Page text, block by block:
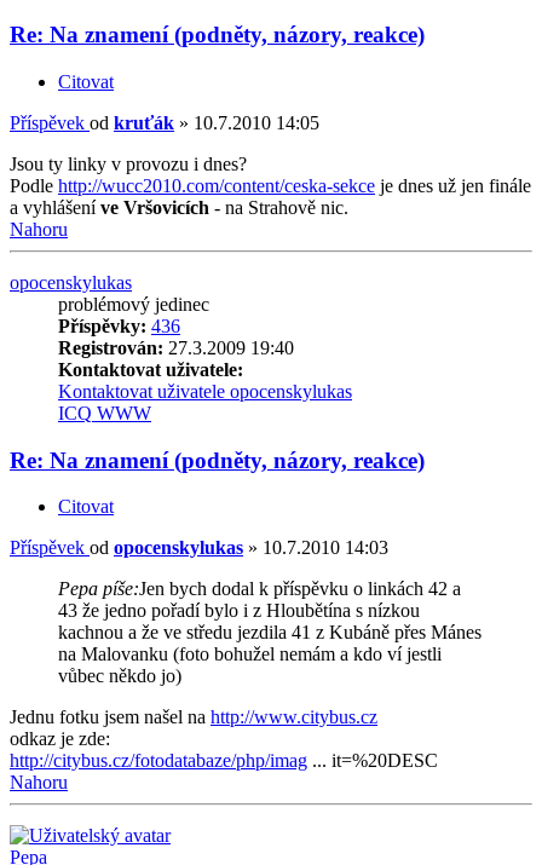
Re: Na znamení (podněty, názory, reakce)
Citovat
Příspěvek od kruťák » 10.7.2010 14:05
Jsou ty linky v provozu i dnes?
Podle http://wucc2010.com/content/ceska-sekce je dnes už jen finále
a vyhlášeníve Vršovicích - na Strahově nic.
Nahoru
opocenskylukas
problémový jedinec
Příspěvky: 436
Registrován: 27.3.2009 19:40
Kontaktovat uživatele:
Kontaktovat uživatele opocenskylukas
ICQ WWW
Re: Na znamení (podněty, názory, reakce)
Citovat
Příspěvek od opocenskylukas » 10.7.2010 14:03
Pepa píše:Jen bych dodal k příspěvku o linkách 42 a
43 že jedno pořadí bylo i z Hloubětína s nízkou
kachnou a že ve středu jezdila 41 z Kubáně přes Mánes
na Malovanku (foto bohužel nemám a kdo ví jestli
vůbec někdo jo)
Jednu fotku jsem našel na http://www.citybus.cz
odkaz je zde:
http://citybus.cz/fotodatabaze/php/imag ... it=%20DESC
Nahoru
Pepa